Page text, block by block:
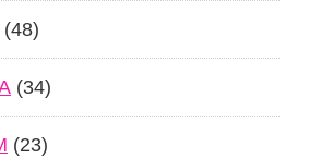
(48)
(34)
(23)